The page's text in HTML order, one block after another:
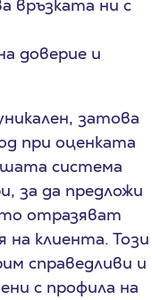
връзката ни с
доверие и
затова
при оценката
система
за да предложи
отразяват
на клиента. Този
справедливи и
с профила на